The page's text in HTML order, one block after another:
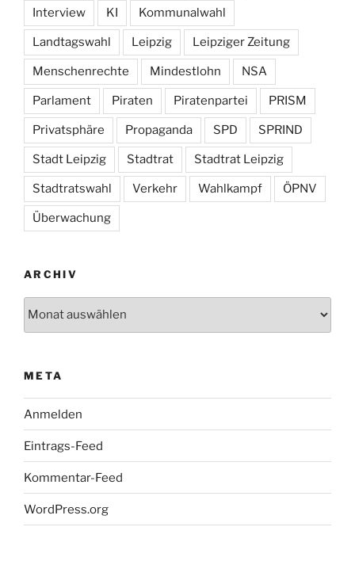
Interview KI Kommunalwahl
Landtagswahl Leipzig Leipziger Zeitung
Menschenrechte Mindestlohn NSA
Parlament Piraten Piratenpartei PRISM
Privatsphäre Propaganda SPD SPRIND
Stadt Leipzig Stadtrat Stadtrat Leipzig
Stadtratswahl Verkehr Wahlkampf ÖPNV
Überwachung
ARCHIV
META
Anmelden
Eintrags-Feed
Kommentar-Feed
WordPress.org